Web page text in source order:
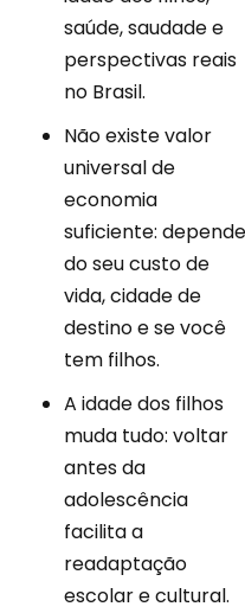
saúde, saudade e
perspectivas reais
no Brasil.
Não existe valor
universal de
economia
suficiente: depende
do seu custo de
vida, cidade de
destino e se você
tem filhos.
A idade dos filhos
muda tudo: voltar
antes da
adolescência
facilita a
readaptação
escolar e cultural.